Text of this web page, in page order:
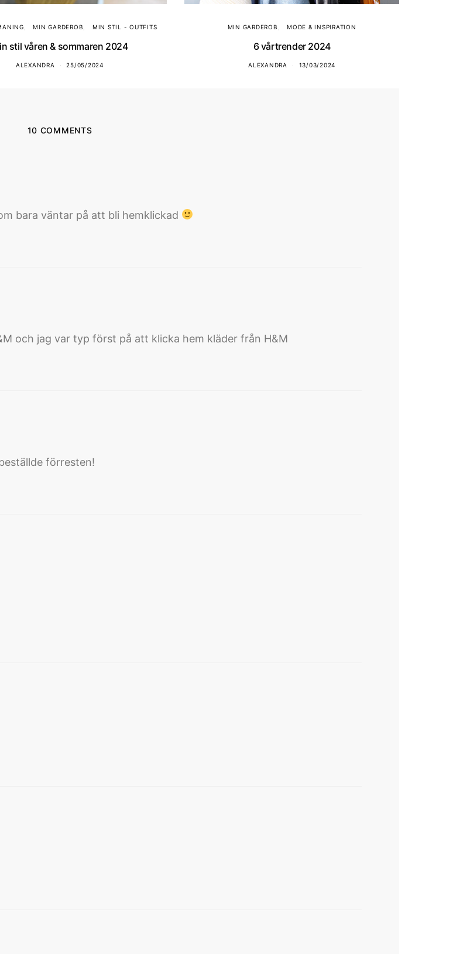
MIN GARDEROB MIN STIL - OUTFITS
stil våren & sommaren 2024
ALEXANDRA 25/05/2024
MIN GARDEROB MODE & INSPIRATION
6 vårtrender 2024
ALEXANDRA 13/03/2024
10 COMMENTS
bara väntar på att bli hemklickad
och jag var typ först på att klicka hem kläder från H&M
förresten!